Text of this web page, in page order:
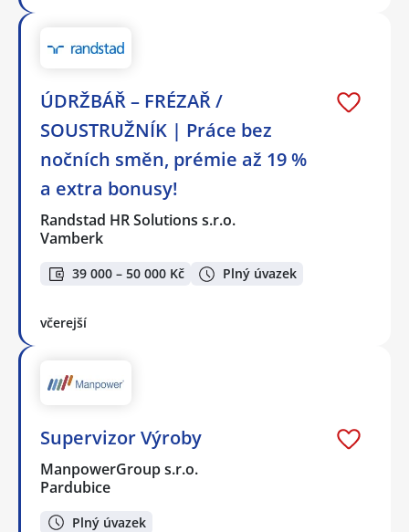
ÚDRŽBÁŘ – FRÉZAŘ /
SOUSTRUŽNÍK | Práce bez
nočních směn, prémie až 19 %
a extra bonusy!
Randstad HR Solutions s.r.o.
Vamberk
39 000 – 50 000 Kč Plný úvazek
včerejší
Supervizor Výroby
ManpowerGroup s.r.o.
Pardubice
Plný úvazek